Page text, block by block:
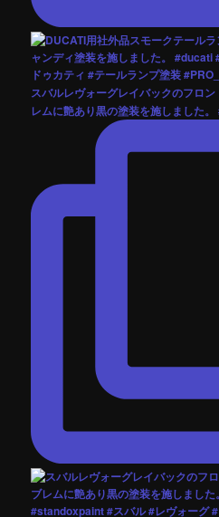
スバルレヴォーグレイバックのフロ
レムに艶あり黒の塗装を施しました。